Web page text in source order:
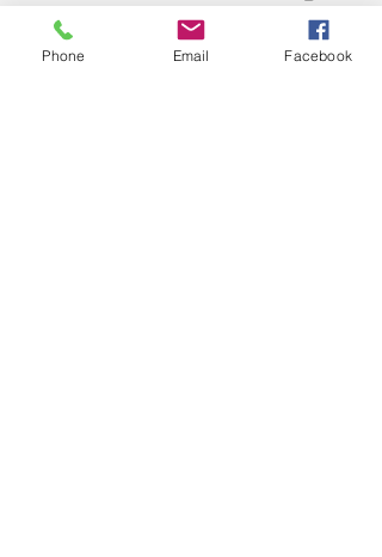
ಗವರ್ನರ್ ತಂಡಗಳಿಗೆ ಅಂತರರಾಷ್ಟ್ರೀಯ ಸಂವಹನ
ಮಾಧ್ಯಮ ವೇದಿಕೆಯನ್ನು ಅಭಿವೃದ್ಧಿಪಡಿಸಲು
Phone Email Facebook